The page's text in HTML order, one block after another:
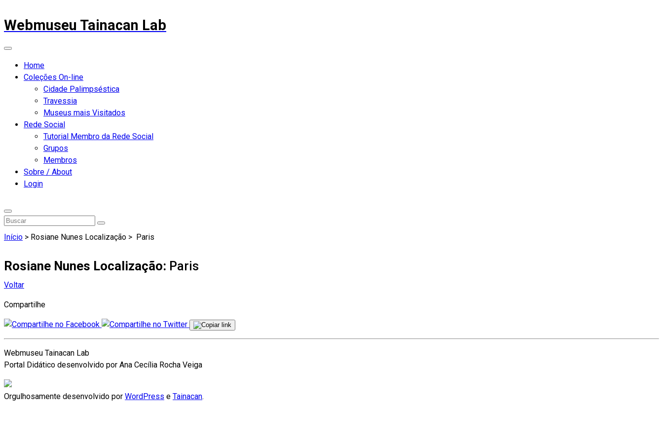
Webmuseu Tainacan Lab
Home
Coleções On-line
Cidade Palimpséstica
Travessia
Museus mais Visitados
Rede Social
Tutorial Membro da Rede Social
Grupos
Membros
Sobre / About
Login
Início > Rosiane Nunes Localização > Paris
Rosiane Nunes Localização: Paris
Voltar
Compartilhe
Webmuseu Tainacan Lab
Portal Didático desenvolvido por Ana Cecília Rocha Veiga
Orgulhosamente desenvolvido por WordPress e Tainacan.